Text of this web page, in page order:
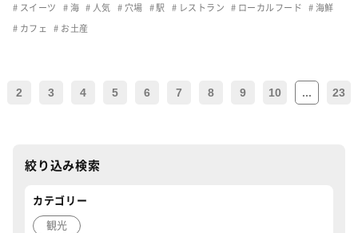
スイーツ 海 人気 穴場 駅 レストラン ローカルフード 海鮮
カフェ お土産
2 3 4 5 6 7 8 9 10 ... 23
絞り込み検索
カテゴリー
観光